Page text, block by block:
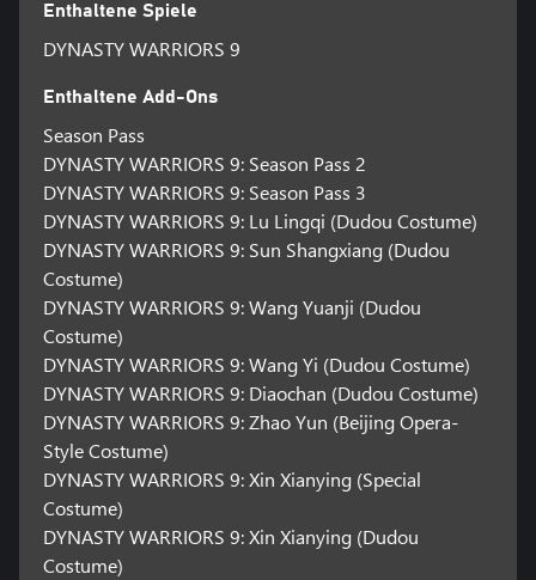
Enthaltene Spiele
DYNASTY WARRIORS 9
Enthaltene Add-Ons
Season Pass
DYNASTY WARRIORS 9: Season Pass 2
DYNASTY WARRIORS 9: Season Pass 3
DYNASTY WARRIORS 9: Lu Lingqi (Dudou Costume)
DYNASTY WARRIORS 9: Sun Shangxiang (Dudou
Costume)
DYNASTY WARRIORS 9: Wang Yuanji (Dudou
Costume)
DYNASTY WARRIORS 9: Wang Yi (Dudou Costume)
DYNASTY WARRIORS 9: Diaochan (Dudou Costume)
DYNASTY WARRIORS 9: Zhao Yun (Beijing Opera-
Style Costume)
DYNASTY WARRIORS 9: Xin Xianying (Special
Costume)
DYNASTY WARRIORS 9: Xin Xianying (Dudou
Costume)